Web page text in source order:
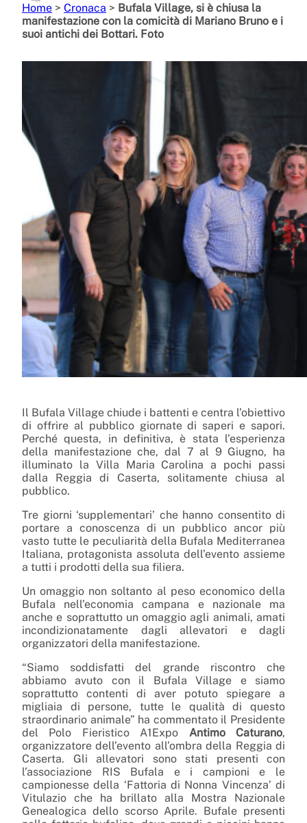
Home > Cronaca > Bufala Village, si è chiusa la
manifestazione con la comicità di Mariano Bruno e i
suoi antichi dei Bottari. Foto
Il Bufala Village chiude i battenti e centra l’obiettivo
di offrire al pubblico giornate di saperi e sapori.
Perché questa, in definitiva, è stata l’esperienza
della manifestazione che, dal 7 al 9 Giugno, ha
illuminato la Villa Maria Carolina a pochi passi
dalla Reggia di Caserta, solitamente chiusa al
pubblico.
Tre giorni ‘supplementari’ che hanno consentito di
portare a conoscenza di un pubblico ancor più
vasto tutte le peculiarità della Bufala Mediterranea
Italiana, protagonista assoluta dell’evento assieme
a tutti i prodotti della sua filiera.
Un omaggio non soltanto al peso economico della
Bufala nell’economia campana e nazionale ma
anche e soprattutto un omaggio agli animali, amati
incondizionatamente dagli allevatori e dagli
organizzatori della manifestazione.
“Siamo soddisfatti del grande riscontro che
abbiamo avuto con il BufalaVillage e siamo
soprattutto contenti di aver potuto spiegare a
migliaia di persone, tutte le qualità di questo
straordinario animale” ha commentato il Presidente
del Polo Fieristico A1Expo Antimo Caturano,
organizzatore dell’evento all’ombra della Reggia di
Caserta. Gli allevatori sono stati presenti con
l’associazione RIS Bufala e i campioni e le
campionesse della ‘Fattoria di Nonna Vincenza’ di
Vitulazio che ha brillato alla Mostra Nazionale
Genealogica dello scorso Aprile. Bufale presenti